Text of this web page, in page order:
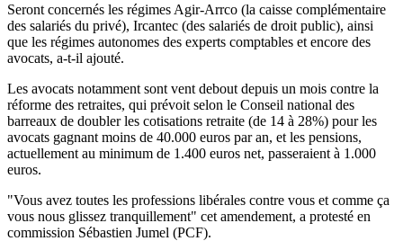
Seront concernés les régimes Agir-Arrco (la caisse complémentaire
des salariés du privé), Ircantec (des salariés de droit public), ainsi
que les régimes autonomes des experts comptables et encore des
avocats, a-t-il ajouté.
Les avocats notamment sont vent debout depuis un mois contre la
réforme des retraites, qui prévoit selon le Conseil national des
barreaux de doubler les cotisations retraite (de 14 à 28%) pour les
avocats gagnant moins de 40.000 euros par an, et les pensions,
actuellement au minimum de 1.400 euros net, passeraient à 1.000
euros.
"Vous avez toutes les professions libérales contre vous et comme ça
vous nous glissez tranquillement" cet amendement, a protesté en
commission Sébastien Jumel (PCF).